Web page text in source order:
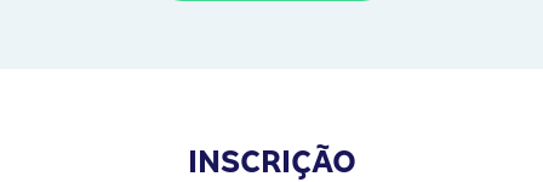
INSCRIÇÃO